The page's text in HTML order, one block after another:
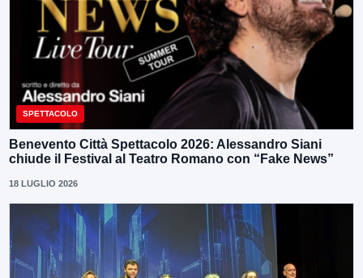
SPETTACOLO
Benevento Città Spettacolo 2026: Alessandro Siani
chiude il Festival al Teatro Romano con “Fake News”
18 LUGLIO 2026